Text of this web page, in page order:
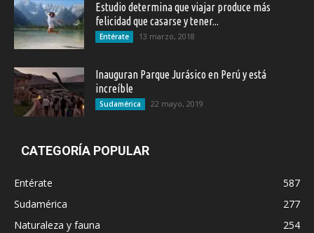
Estudio determina que viajar produce más
felicidad que casarse y tener...
Entérate 13 marzo, 2018
Inauguran Parque Jurásico en Perú y está
increíble
Sudamérica 22 mayo, 2019
CATEGORÍA POPULAR
Entérate
587
Sudamérica
277
Naturaleza y fauna
254